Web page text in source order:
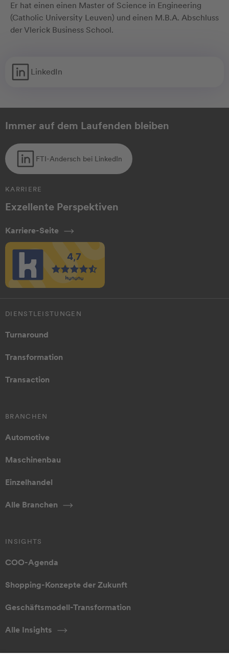
Er hat einen einen Master of Science in Engineering
(Catholic University Leuven) und einen M.B.A. Abschluss
der Vlerick Business School.
LinkedIn
Immer auf dem Laufenden bleiben
FTI-Andersch bei LinkedIn
KARRIERE
Exzellente Perspektiven
Karriere-Seite
DIENSTLEISTUNGEN
Turnaround
Transformation
Transaction
BRANCHEN
Automotive
Maschinenbau
Einzelhandel
Alle Branchen
INSIGHTS
COO-Agenda
Shopping-Konzepte der Zukunft
Geschäftsmodell-Transformation
Alle Insights